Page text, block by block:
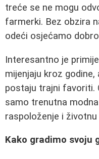
treće se ne mogu
farmerki. Bez obzira
odeći osjećamo
Interesantno je
mijenjaju kroz
postaju trajni favoriti.
samo trenutna
raspoloženje i
Kako gradimo svoju